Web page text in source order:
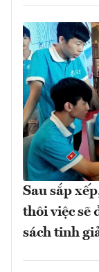
Sau sắp
thôi việc sẽ
sách tinh